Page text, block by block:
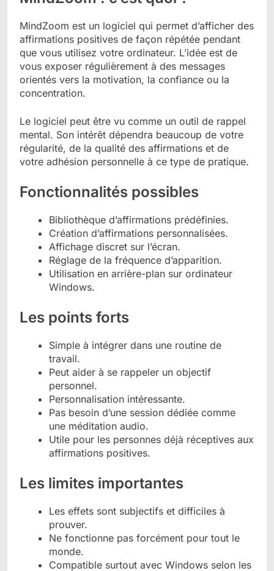
MindZoom est un logiciel qui permet d’afficher des
affirmations positives de façon répétée pendant
que vous utilisez votre ordinateur. L’idée est de
vous exposer régulièrement à des messages
orientés vers la motivation, la confiance ou la
concentration.
Le logiciel peut être vu comme un outil de rappel
mental. Son intérêt dépendra beaucoup de votre
régularité, de la qualité des affirmations et de
votre adhésion personnelle à ce type de pratique.
Fonctionnalités possibles
Bibliothèque d’affirmations prédéfinies.
Création d’affirmations personnalisées.
Affichage discret sur l’écran.
Réglage de la fréquence d’apparition.
Utilisation en arrière-plan sur ordinateur
Windows.
Les points forts
Simple à intégrer dans une routine de
travail.
Peut aider à se rappeler un objectif
personnel.
Personnalisation intéressante.
Pas besoin d’une session dédiée comme
une méditation audio.
Utile pour les personnes déjà réceptives aux
affirmations positives.
Les limites importantes
Les effets sont subjectifs et difficiles à
prouver.
Ne fonctionne pas forcément pour tout le
monde.
Compatible surtout avec Windows selon les